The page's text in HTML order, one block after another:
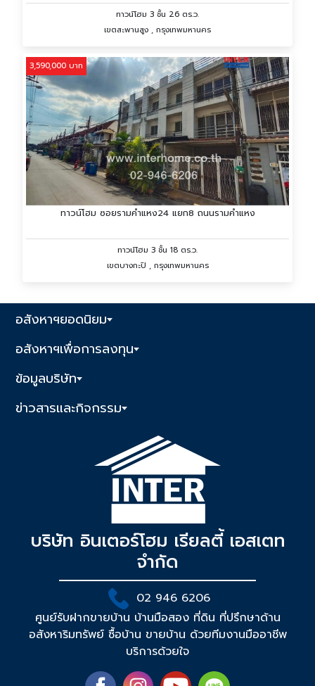
ทาวน์โฮม 3 ชั้น 26 ตร.ว.
เขตสะพานสูง , กรุงเทพมหานคร
3,590,000 บาท
ทาวน์โฮม ซอยรามคำแหง24 แยก8 ถนนรามคำแหง
ทาวน์โฮม 3 ชั้น 18 ตร.ว.
เขตบางกะปิ , กรุงเทพมหานคร
อสังหาฯยอดนิยม
อสังหาฯเพื่อการลงทุน
ข้อมูลบริษัท
ข่าวสารและกิจกรรม
บริษัท อินเตอร์โฮม เรียลตี้ เอสเตท
จำกัด
02 946 6206
ศูนย์รับฝากขายบ้าน บ้านมือสอง ที่ดิน ที่ปรึกษาด้าน
อสังหาริมทรัพย์ ซื้อบ้าน ขายบ้าน ด้วยทีมงานมืออาชีพ
บริการด้วยใจ